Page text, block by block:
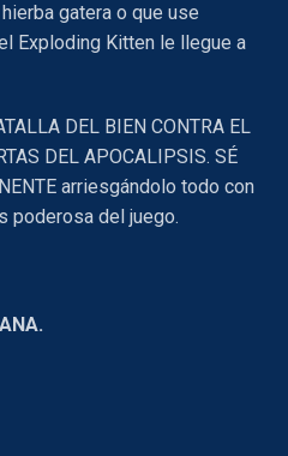
gatera o que use
Exploding Kitten le llegue a
DEL BIEN CONTRA EL
DEL APOCALIPSIS. SÉ
arriesgándolo todo con
poderosa del juego.